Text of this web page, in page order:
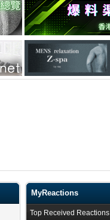
MyReactions
Top Received Reactions